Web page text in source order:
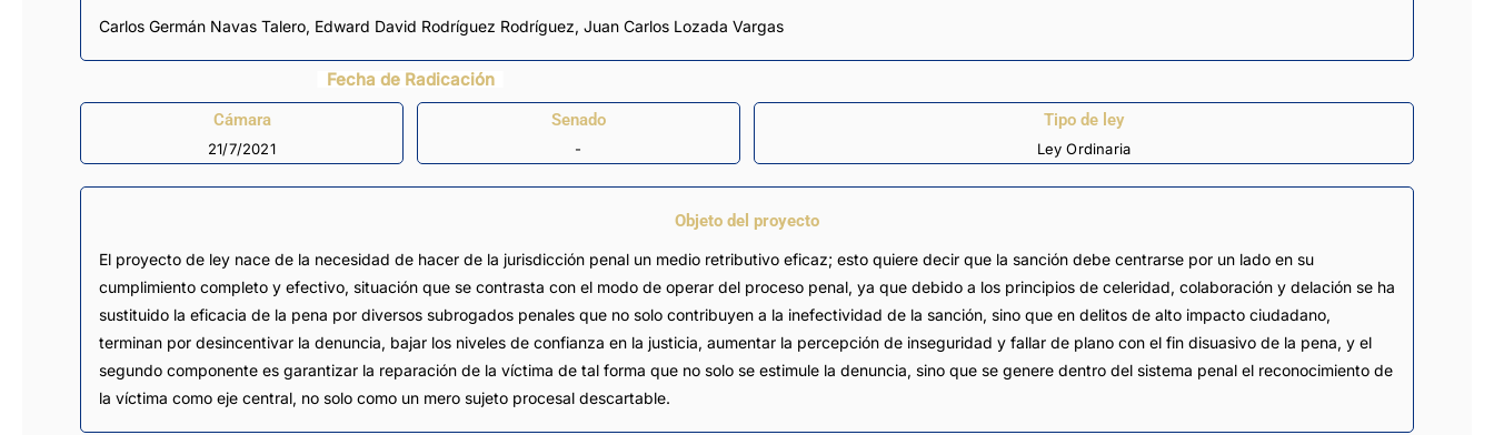
Carlos Germán Navas Talero, Edward David Rodríguez Rodríguez, Juan Carlos Lozada Vargas
Fecha de Radicación
Cámara
21/7/2021
Senado
-
Tipo de ley
Ley Ordinaria
Objeto del proyecto
El proyecto de ley nace de la necesidad de hacer de la jurisdicción penal un medio retributivo eficaz; esto quiere decir que la sanción debe centrarse por un lado en su
cumplimiento completo y efectivo, situación que se contrasta con el modo de operar del proceso penal, ya que debido a los principios de celeridad, colaboración y delación se ha
sustituido la eficacia de la pena por diversos subrogados penales que no solo contribuyen a la inefectividad de la sanción, sino que en delitos de alto impacto ciudadano,
terminan por desincentivar la denuncia, bajar los niveles de confianza en la justicia, aumentar la percepción de inseguridad y fallar de plano con el fin disuasivo de la pena, y el
segundo componente es garantizar la reparación de la víctima de tal forma que no solo se estimule la denuncia, sino que se genere dentro del sistema penal el reconocimiento de
la víctima como eje central, no solo como un mero sujeto procesal descartable.